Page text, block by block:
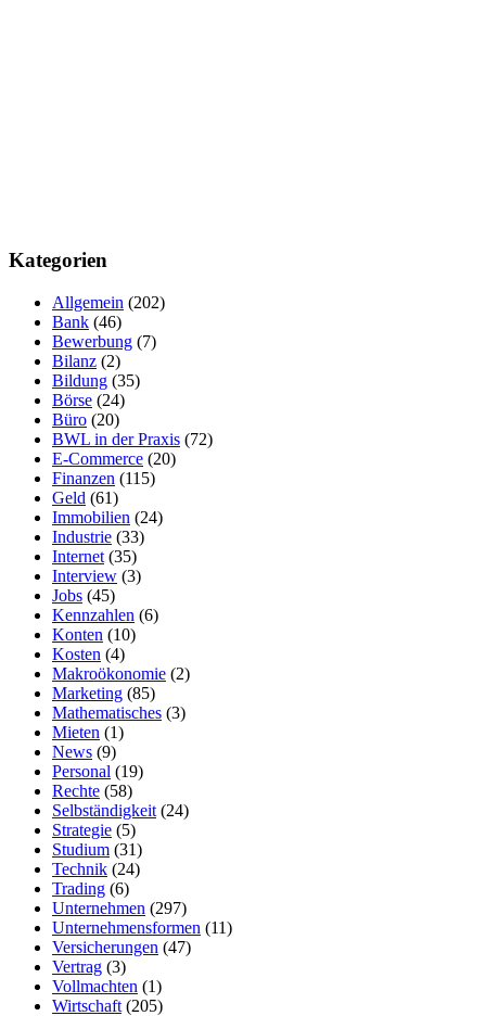
Kategorien
Allgemein (202)
Bank (46)
Bewerbung (7)
Bilanz (2)
Bildung (35)
Börse (24)
Büro (20)
BWL in der Praxis (72)
E-Commerce (20)
Finanzen (115)
Geld (61)
Immobilien (24)
Industrie (33)
Internet (35)
Interview (3)
Jobs (45)
Kennzahlen (6)
Konten (10)
Kosten (4)
Makroökonomie (2)
Marketing (85)
Mathematisches (3)
Mieten (1)
News (9)
Personal (19)
Rechte (58)
Selbständigkeit (24)
Strategie (5)
Studium (31)
Technik (24)
Trading (6)
Unternehmen (297)
Unternehmensformen (11)
Versicherungen (47)
Vertrag (3)
Vollmachten (1)
Wirtschaft (205)